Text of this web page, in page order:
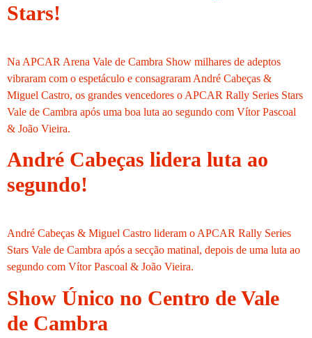
Stars!
Na APCAR Arena Vale de Cambra Show milhares de adeptos
vibraram com o espetáculo e consagraram André Cabeças &
Miguel Castro, os grandes vencedores o APCAR Rally Series Stars
Vale de Cambra após uma boa luta ao segundo com Vítor Pascoal
& João Vieira.
André Cabeças lidera luta ao
segundo!
André Cabeças & Miguel Castro lideram o APCAR Rally Series
Stars Vale de Cambra após a secção matinal, depois de uma luta ao
segundo com Vítor Pascoal & João Vieira.
Show Único no Centro de Vale
de Cambra